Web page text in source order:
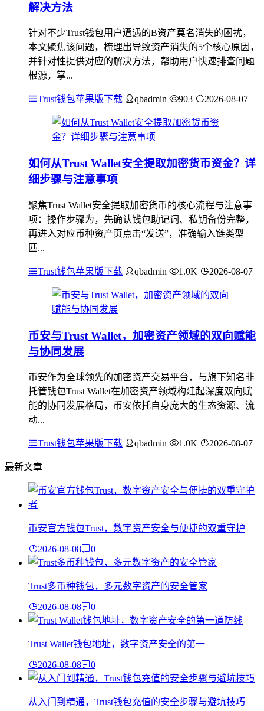
解决方法
针对不少Trust钱包用户遭遇的B资产莫名消失的困扰，
本文聚焦该问题，梳理出导致资产消失的5个核心原因，
并针对性提供对应的解决方法，帮助用户快速排查问题
根源，掌...
Trust钱包苹果版下载 qbadmin 903 2026-08-07
如何从Trust Wallet安全提取加密货币资金？详
细步骤与注意事项
聚焦Trust Wallet安全提取加密货币的核心流程与注意事
项：操作步骤为，先确认钱包助记词、私钥备份完整，
再进入对应币种资产页点击“发送”，准确输入链类型
匹...
Trust钱包苹果版下载 qbadmin 1.0K 2026-08-07
币安与Trust Wallet，加密资产领域的双向赋能
与协同发展
币安作为全球领先的加密资产交易平台，与旗下知名非
托管钱包Trust Wallet在加密资产领域构建起深度双向赋
能的协同发展格局，币安依托自身庞大的生态资源、流
动...
Trust钱包苹果版下载 qbadmin 1.0K 2026-08-07
最新文章
币安官方钱包Trust，数字资产安全与便捷的双重守护
2026-08-08 0
Trust多币种钱包，多元数字资产的安全管家
2026-08-08 0
Trust Wallet钱包地址，数字资产安全的第一
2026-08-08 0
从入门到精通，Trust钱包充值的安全步骤与避坑技巧